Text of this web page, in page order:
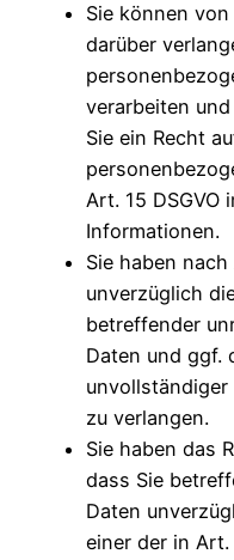
Sie können
darüber
verarbeiten
Sie ein Recht
Art. 15 DSGVO
Informationen.
Sie haben nach
unverzüglich
betreffender
Daten und ggf.
unvollständiger
zu verlangen.
Sie haben das
dass Sie
Daten
einer der in Art.